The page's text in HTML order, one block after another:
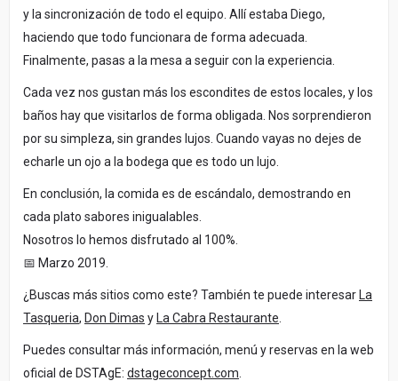
y la sincronización de todo el equipo. Allí estaba Diego,
haciendo que todo funcionara de forma adecuada.
Finalmente, pasas a la mesa a seguir con la experiencia.
Cada vez nos gustan más los escondites de estos locales, y los
baños hay que visitarlos de forma obligada. Nos sorprendieron
por su simpleza, sin grandes lujos. Cuando vayas no dejes de
echarle un ojo a la bodega que es todo un lujo.
En conclusión, la comida es de escándalo, demostrando en
cada plato sabores inigualables.
Nosotros lo hemos disfrutado al 100%.
📅 Marzo 2019.
¿Buscas más sitios como este? También te puede interesar La
Tasqueria, Don Dimas y La Cabra Restaurante
Puedes consultar más información, menú y reservas en la web
oficial de DSTAgE: dstageconcept.com